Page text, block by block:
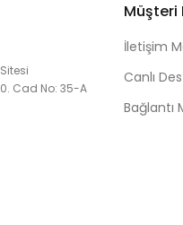
Cad No: 35-A
Müşteri
İletişim
Canlı
Bağlantı